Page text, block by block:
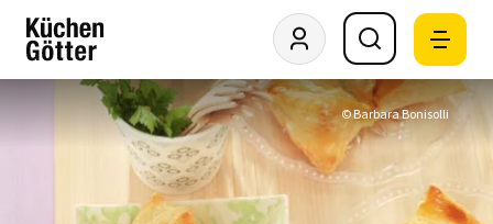
© Barbara Bonisolli